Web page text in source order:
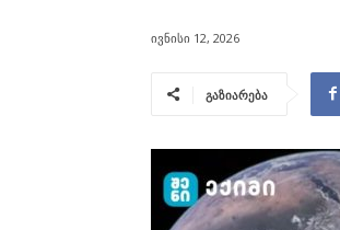
ივნისი 12, 2026
გაზიარება